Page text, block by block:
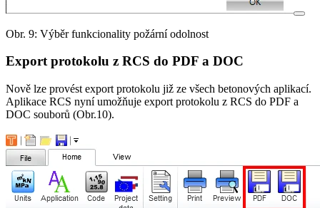
Obr. 9: Výběr funkcionality požární odolnost
Export protokolu z RCS do PDF a DOC
Nově lze provést export protokolu již ze všech betonových aplikací.
Aplikace RCS nyní umožňuje export protokolu z RCS do PDF a
DOC souborů (Obr.10).